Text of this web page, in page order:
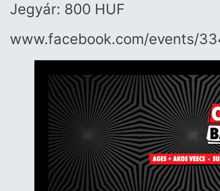
Jegyár: 800 HUF
www.facebook.com/​events/​